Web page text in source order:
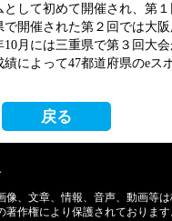
して初めて開催され、第
開催された第２回では大
月には三重県で第３回大会
によって47都道府県のeス
戻る
像、文章、情報、音声、動画等
作権により保護されております